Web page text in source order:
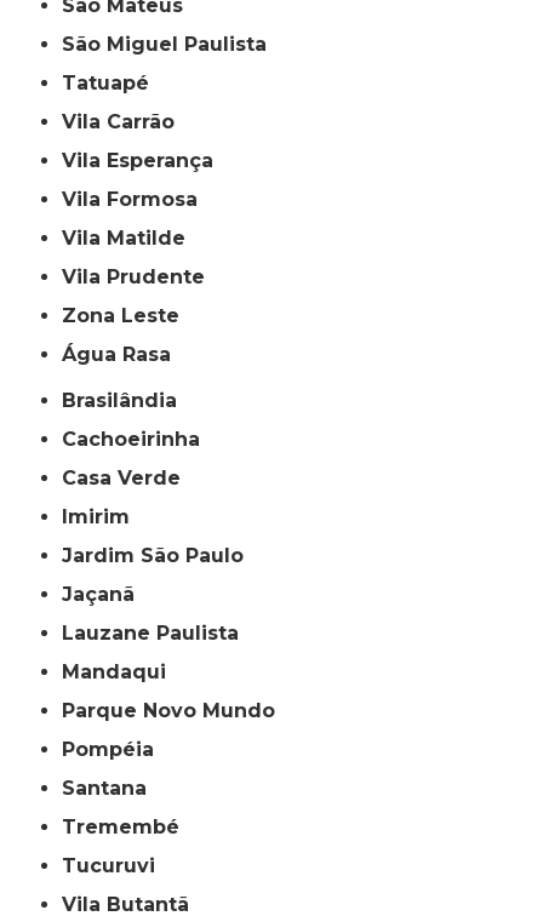
São Mateus
São Miguel Paulista
Tatuapé
Vila Carrão
Vila Esperança
Vila Formosa
Vila Matilde
Vila Prudente
Zona Leste
Água Rasa
Brasilândia
Cachoeirinha
Casa Verde
Imirim
Jardim São Paulo
Jaçanã
Lauzane Paulista
Mandaqui
Parque Novo Mundo
Pompéia
Santana
Tremembé
Tucuruvi
Vila Butantã